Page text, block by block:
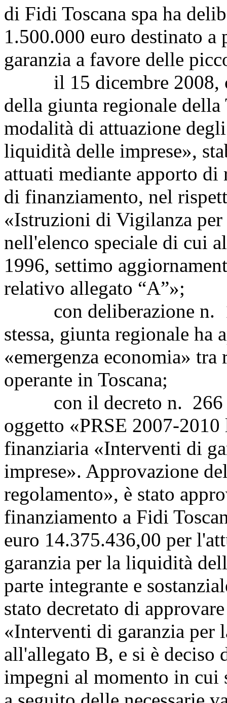
di Fidi Toscana spa ha
1.500.000 euro destinato
garanzia a favore delle
il 15 dicembre 2008,
della giunta regionale della
modalità di attuazione
liquidità delle imprese»,
attuati mediante apporto di
di finanziamento, nel
«Istruzioni di Vigilanza
nell'elenco speciale di cui
1996, settimo
relativo allegato “A”»;
con deliberazione n.
stessa, giunta regionale
«emergenza economia»
operante in Toscana;
con il decreto n. 266
oggetto «PRSE 2007-
finanziaria «Interventi di
imprese». Approvazione
regolamento», è stato
finanziamento a Fidi
euro 14.375.436,00 per
garanzia per la liquidità
parte integrante e
stato decretato di
«Interventi di garanzia per
all'allegato B, e si è deciso
impegni al momento in cui